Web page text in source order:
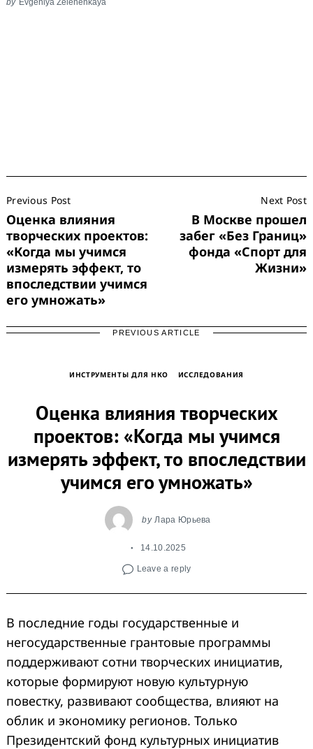
Navigation
Previous Post
Оценка влияния
творческих проектов:
«Когда мы учимся
измерять эффект, то
впоследствии учимся
его умножать»
Next Post
В Москве прошел
забег «Без Границ»
фонда «Спорт для
Жизни»
PREVIOUS ARTICLE
ИНСТРУМЕНТЫ ДЛЯ НКО ИССЛЕДОВАНИЯ
Оценка влияния творческих
проектов: «Когда мы учимся
измерять эффект, то впоследствии
учимся его умножать»
by Лара Юрьева
14.10.2025
Leave a reply
В последние годы государственные и
негосударственные грантовые программы
поддерживают сотни творческих инициатив,
которые формируют новую культурную
повестку, развивают сообщества, влияют на
облик и экономику регионов. Только
Президентский фонд культурных инициатив